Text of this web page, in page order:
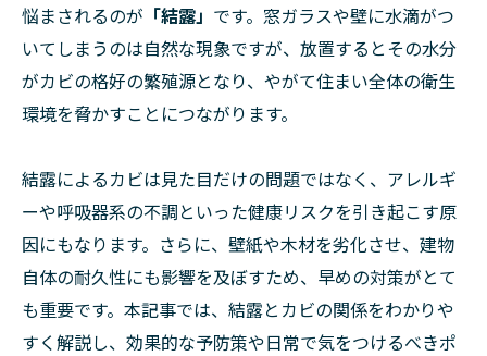
悩まされるのが 「結露」 です。窓ガラスや壁に水滴がつ
いてしまうのは自然な現象ですが、放置するとその水分
がカビの格好の繁殖源となり、やがて住まい全体の衛生
環境を脅かすことにつながります。
結露によるカビは見た目だけの問題ではなく、アレルギ
ーや呼吸器系の不調といった健康リスクを引き起こす原
因にもなります。さらに、壁紙や木材を劣化させ、建物
自体の耐久性にも影響を及ぼすため、早めの対策がとて
も重要です。本記事では、結露とカビの関係をわかりや
すく解説し、効果的な予防策や日常で気をつけるべきポ